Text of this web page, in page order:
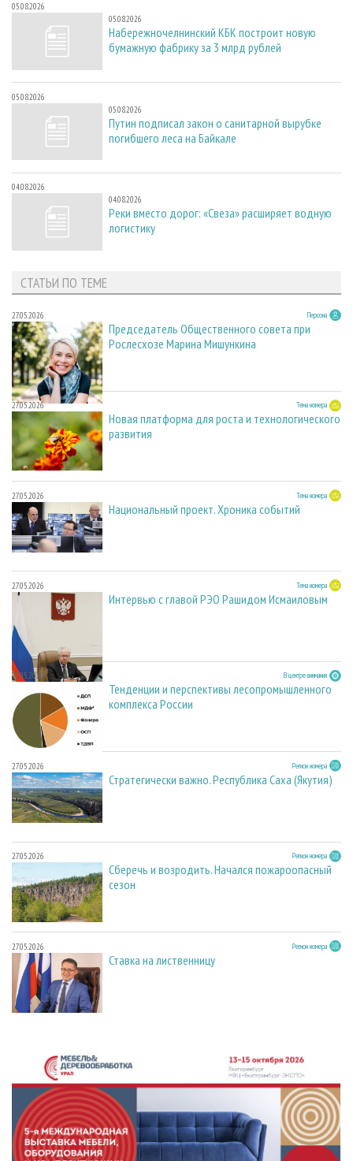
05.08.2026
05.08.2026
Набережночелнинский КБК построит новую
бумажную фабрику за 3 млрд рублей
05.08.2026
05.08.2026
Путин подписал закон о санитарной вырубке
погибшего леса на Байкале
04.08.2026
04.08.2026
Реки вместо дорог: «Свеза» расширяет водную
логистику
СТАТЬИ ПО ТЕМЕ
27.05.2026 Персона
Председатель Общественного совета при
Рослесхозе Марина Мишункина
27.05.2026 Тема номера
Новая платформа для роста и технологического
развития
27.05.2026 Тема номера
Национальный проект. Хроника событий
27.05.2026 Тема номера
Интервью с главой РЭО Рашидом Исмаиловым
27.05.2026 В центре внимания
Тенденции и перспективы лесопромышленного
комплекса России
27.05.2026 Регион номера
Стратегически важно. Республика Саха (Якутия)
27.05.2026 Регион номера
Сберечь и возродить. Начался пожароопасный
сезон
27.05.2026 Регион номера
Ставка на лиственницу